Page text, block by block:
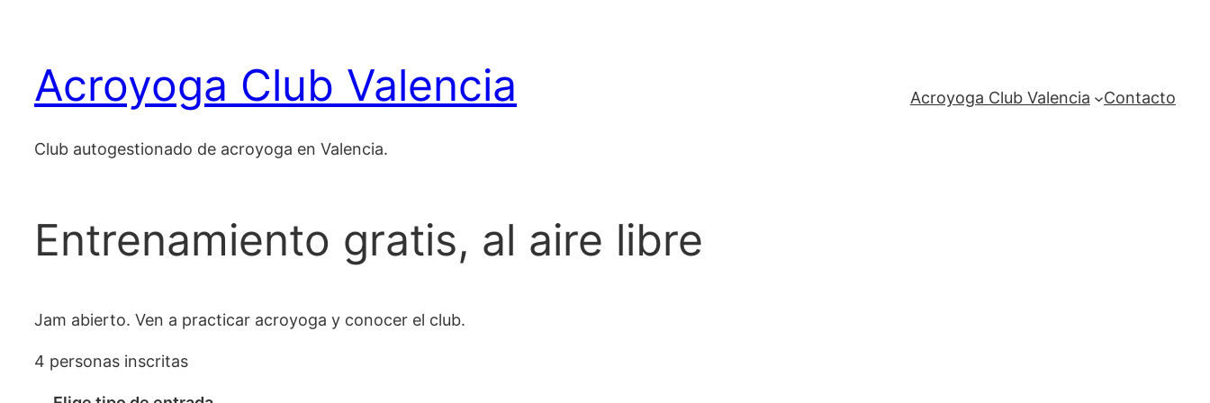
contenido
Acroyoga Club Valencia
Club autogestionado de acroyoga en Valencia.
Acroyoga Club Valencia Contacto
Entrenamiento gratis, al aire libre
Jam abierto. Ven a practicar acroyoga y conocer el club.
4 personas inscritas